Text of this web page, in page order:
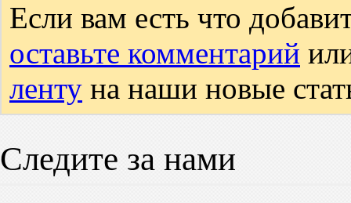
Если вам есть что
оставьте комментарий
ленту на наши новые
Следите за нами